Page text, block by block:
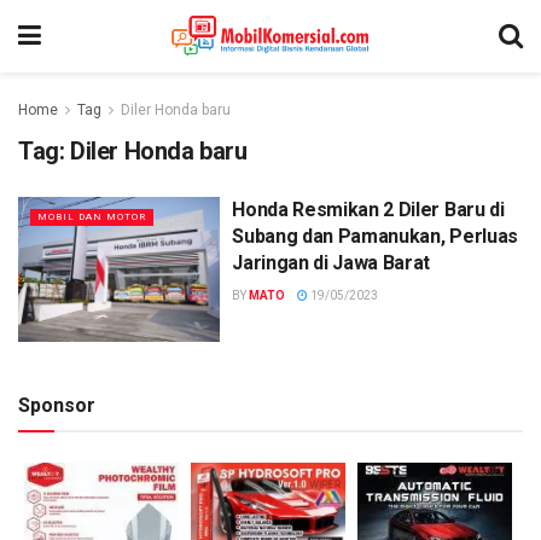
Home Tag Diler Honda baru
Tag: Diler Honda baru
MOBIL DAN MOTOR
Honda Resmikan 2 Diler Baru di
Subang dan Pamanukan, Perluas
Jaringan di Jawa Barat
BY MATO 19/05/2023
Sponsor